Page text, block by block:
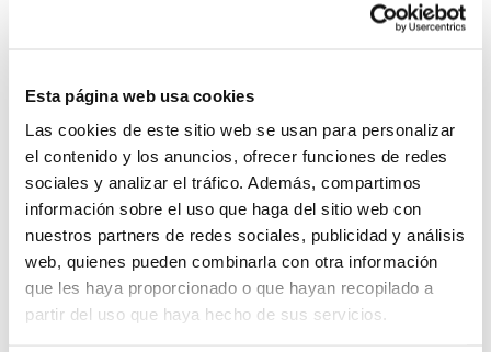
Esta página web usa cookies
Las cookies de este sitio web se usan para personalizar
el contenido y los anuncios, ofrecer funciones de redes
sociales y analizar el tráfico. Además, compartimos
información sobre el uso que haga del sitio web con
nuestros partners de redes sociales, publicidad y análisis
web, quienes pueden combinarla con otra información
que les haya proporcionado o que hayan recopilado a
partir del uso que haya hecho de sus servicios.
Los Juniors abren las Fases
Finales Autonómicas
L'aposta esportiva d'Elx
impulsa al bàsquet